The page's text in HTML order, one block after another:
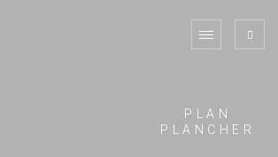
PLAN
PLANCHER